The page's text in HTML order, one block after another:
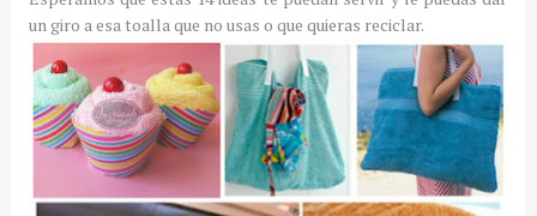
un giro a esa toalla que no usas o que quieras reciclar.